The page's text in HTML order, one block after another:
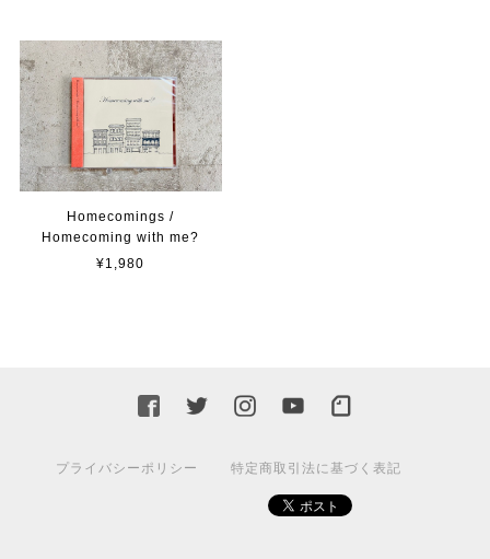
Homecomings /
Homecoming with me?
¥1,980
プライバシーポリシー 特定商取引法に基づく表記